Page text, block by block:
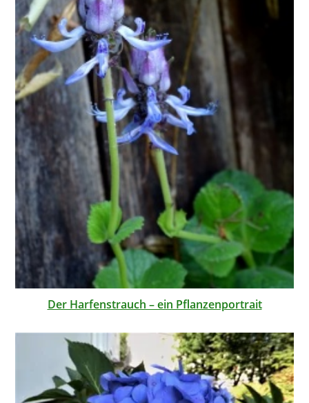
Der Harfenstrauch – ein Pflanzenportrait